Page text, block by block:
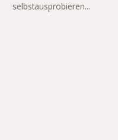
selbstausprobieren...